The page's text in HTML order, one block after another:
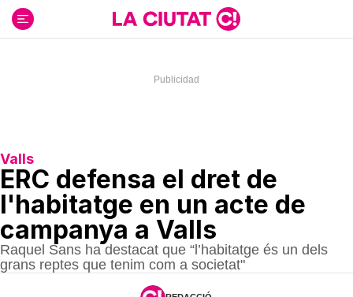
contenido
Valls
ERC defensa el dret de
l'habitatge en un acte de
campanya a Valls
Raquel Sans ha destacat que “l’habitatge és un dels
grans reptes que tenim com a societat"